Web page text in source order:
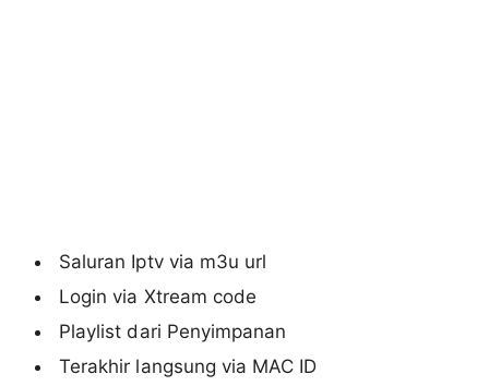
Saluran Iptv via m3u url
Login via Xtream code
Playlist dari Penyimpanan
Terakhir langsung via MAC ID